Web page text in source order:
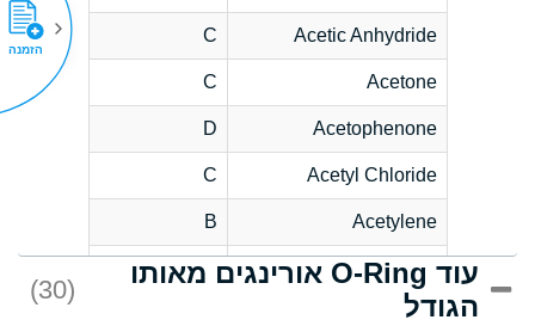
Acetic Anhydride
C
Acetone
C
Acetophenone
D
Acetyl Chloride
C
Acetylene
B
Acrlylonitrile
D
Adipic Acid
עוד O-Ring אורינגים מאותו
הגודל
(30)
הזמנה